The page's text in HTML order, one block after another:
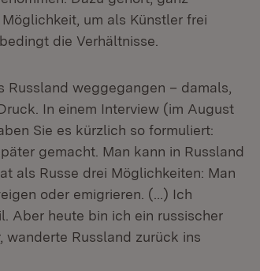
um als Künstler frei
die Verhältnisse.
Russland weggegangen – damals,
In einem Interview (im August
Sie es kürzlich so formuliert:
gemacht. Man kann in Russland
als Russe drei Möglichkeiten: Man
oder emigrieren. (…) Ich
Aber heute bin ich ein russischer
wanderte Russland zurück ins